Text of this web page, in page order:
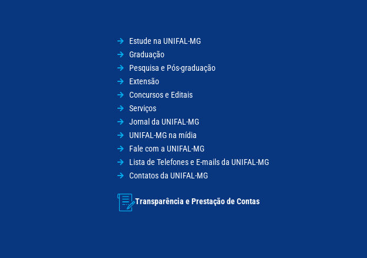
Estude na UNIFAL-MG
Graduação
Pesquisa e Pós-graduação
Extensão
Concursos e Editais
Serviços
Jornal da UNIFAL-MG
UNIFAL-MG na mídia
Fale com a UNIFAL-MG
Lista de Telefones e E-mails da UNIFAL-MG
Contatos da UNIFAL-MG
Transparência e Prestação de Contas